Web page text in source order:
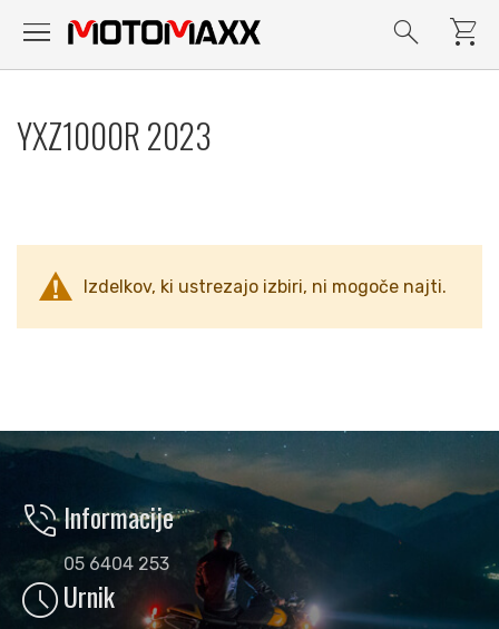
menu search shopping_cart
vsebino
YXZ1000R 2023
Izdelkov, ki ustrezajo izbiri, ni mogoče najti.
phone_in_talkInformacije
05 6404 253
scheduleUrnik